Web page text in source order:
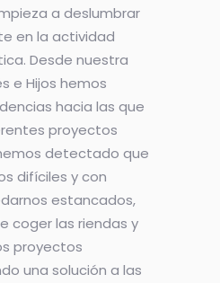
a deslumbrar
en la actividad
Desde nuestra
e Hijos hemos
hacia las que
proyectos
detectado que
difíciles y con
estancados,
coger las riendas y
proyectos
una solución a las